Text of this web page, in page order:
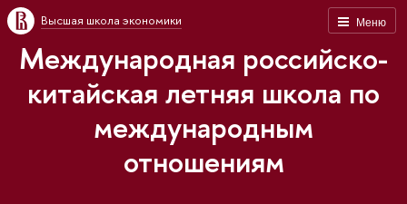
Меню
Высшая школа экономики
Международная российско-
китайская летняя школа по
международным
отношениям